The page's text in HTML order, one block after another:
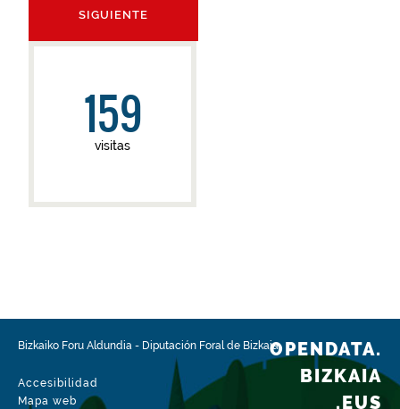
SIGUIENTE
159
visitas
Bizkaiko Foru Aldundia - Diputación Foral de Bizkaia
Accesibilidad
Mapa web
OPENDATA.
BIZKAIA
.EUS